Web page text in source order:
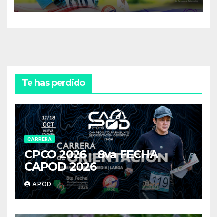
Te has perdido
CARRERA
CPCO 2026 – 8va FECHA –
CAPOD 2026
APOD